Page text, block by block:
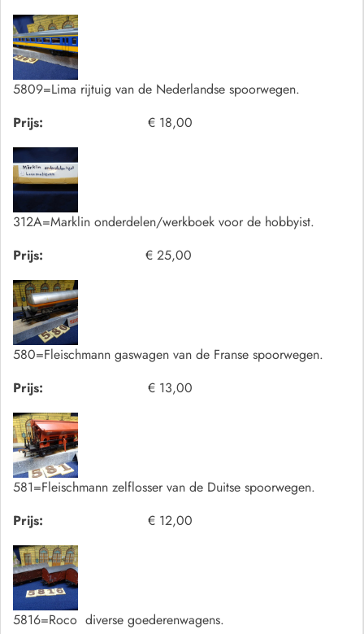
5809=Lima rijtuig van de Nederlandse spoorwegen.
Prijs:
€ 18,00
312A=Marklin onderdelen/werkboek voor de hobbyist.
Prijs:
€ 25,00
580=Fleischmann gaswagen van de Franse spoorwegen.
Prijs:
€ 13,00
581=Fleischmann zelflosser van de Duitse spoorwegen.
Prijs:
€ 12,00
5816=Roco diverse goederenwagens.